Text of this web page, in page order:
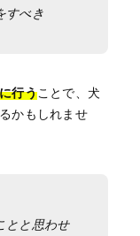
すべき
行うことで、犬
かもしれませ
とと思わせ